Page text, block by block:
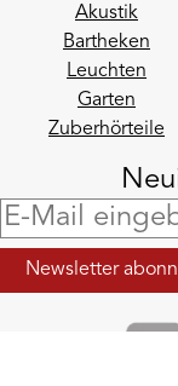
Akustik
Bartheken
Leuchten
Garten
Zuberhörteile